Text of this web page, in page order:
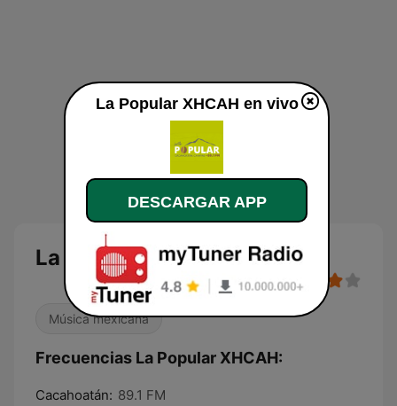
La Popular XHCAH en vivo
Música mexicana
Frecuencias La Popular XHCAH:
Cacahoatán: 89.1 FM
La Popular XHCAH en vivo
DESCARGAR APP